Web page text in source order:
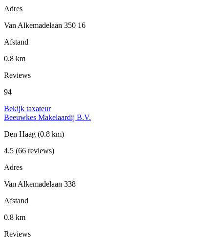
Adres
Van Alkemadelaan 350 16
Afstand
0.8 km
Reviews
94
Bekijk taxateur
Beeuwkes Makelaardij B.V.
Den Haag (0.8 km)
4.5 (66 reviews)
Adres
Van Alkemadelaan 338
Afstand
0.8 km
Reviews